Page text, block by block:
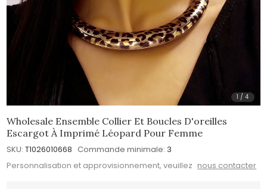
1 /4
Wholesale Ensemble Collier Et Boucles D'oreilles
Escargot À Imprimé Léopard Pour Femme
SKU: T1026010668 Commande minimale: 3
Personnalisation et approvisionnement, veuillez nous contacter